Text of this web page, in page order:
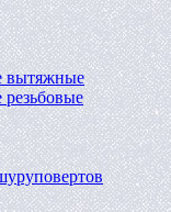
вытяжные